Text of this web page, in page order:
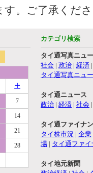
。ご了承くだ
土
7
14
21
28
カテゴリ検索
タイ通写真ニュ
社会 | 政治 | 経済
タイ通写真ニュ
タイ通ニュース
政治 | 経済 | 社会
タイ通ファイナ
タイ株市況 | 企業
場 | タイ通ファ
タイ地元新聞